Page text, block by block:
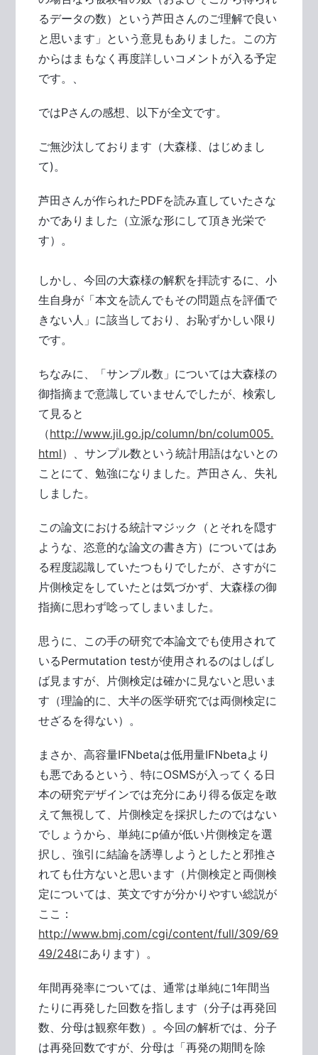
るデータの数）という芦田さんのご理解で良い
と思います」という意見もありました。この方
からはまもなく再度詳しいコメントが入る予定
です。、
ではPさんの感想、以下が全文です。
ご無沙汰しております（大森様、はじめまし
て)。
芦田さんが作られたPDFを読み直していたさな
かでありました（立派な形にして頂き光栄で
す）。
しかし、今回の大森様の解釈を拝読するに、小
生自身が「本文を読んでもその問題点を評価で
きない人」に該当しており、お恥ずかしい限り
です。
ちなみに、「サンプル数」については大森様の
御指摘まで意識していませんでしたが、検索し
て見ると
（http://www.jil.go.jp/column/bn/colum005.
html）、サンプル数という統計用語はないとの
ことにて、勉強になりました。芦田さん、失礼
しました。
この論文における統計マジック（とそれを隠す
ような、恣意的な論文の書き方）についてはあ
る程度認識していたつもりでしたが、さすがに
片側検定をしていたとは気づかず、大森様の御
指摘に思わず唸ってしまいました。
思うに、この手の研究で本論文でも使用されて
いるPermutation testが使用されるのはしばし
ば見ますが、片側検定は確かに見ないと思いま
す（理論的に、大半の医学研究では両側検定に
せざるを得ない）。
まさか、高容量IFNbetaは低用量IFNbetaより
も悪であるという、特にOSMSが入ってくる日
本の研究デザインでは充分にあり得る仮定を敢
えて無視して、片側検定を採択したのではない
でしょうから、単純にp値が低い片側検定を選
択し、強引に結論を誘導しようとしたと邪推さ
れても仕方ないと思います（片側検定と両側検
定については、英文ですが分かりやすい総説が
ここ：
http://www.bmj.com/cgi/content/full/309/69
49/248にあります）。
年間再発率については、通常は単純に1年間当
たりに再発した回数を指します（分子は再発回
数、分母は観察年数）。今回の解析では、分子
は再発回数ですが、分母は「再発の期間を除